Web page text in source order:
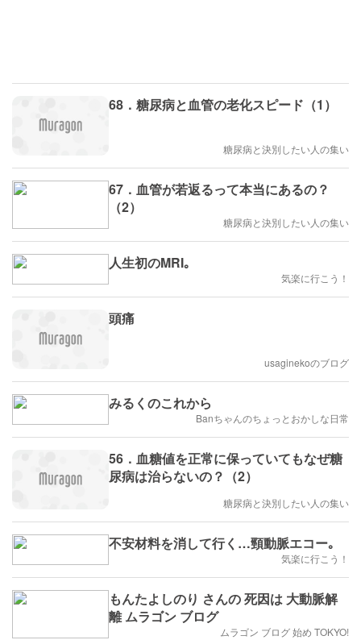
68．糖尿病と血管の老化スピード（1）
糖尿病と決別したい人の集い
67．血管が若返るって本当にあるの？
（2）
糖尿病と決別したい人の集い
人生初のMRI｡
気楽に行こう！
頭痛
usaginekoのブログ
みるくのこれから
Banちゃんのちょっとおかしな日常
56．血糖値を正常に保っていてもなぜ糖
尿病は治らないの？（2）
糖尿病と決別したい人の集い
不安材料を消して行く…頸動脈エコー｡
気楽に行こう！
もんたよしのり さんの 死因は 大動脈解
離 ムラゴン ブログ
ムラゴン ブログ 始め TOKYO!